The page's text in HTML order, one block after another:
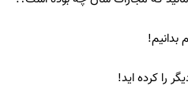
را کرده اید!